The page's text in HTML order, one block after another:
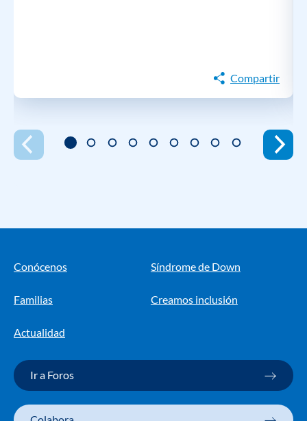
Compartir
Conócenos Síndrome de Down
Familias Creamos inclusión
Actualidad
Ir a Foros